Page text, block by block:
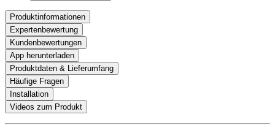
Produktinformationen
Expertenbewertung
Kundenbewertungen
App herunterladen
Produktdaten & Lieferumfang
Häufige Fragen
Installation
Videos zum Produkt